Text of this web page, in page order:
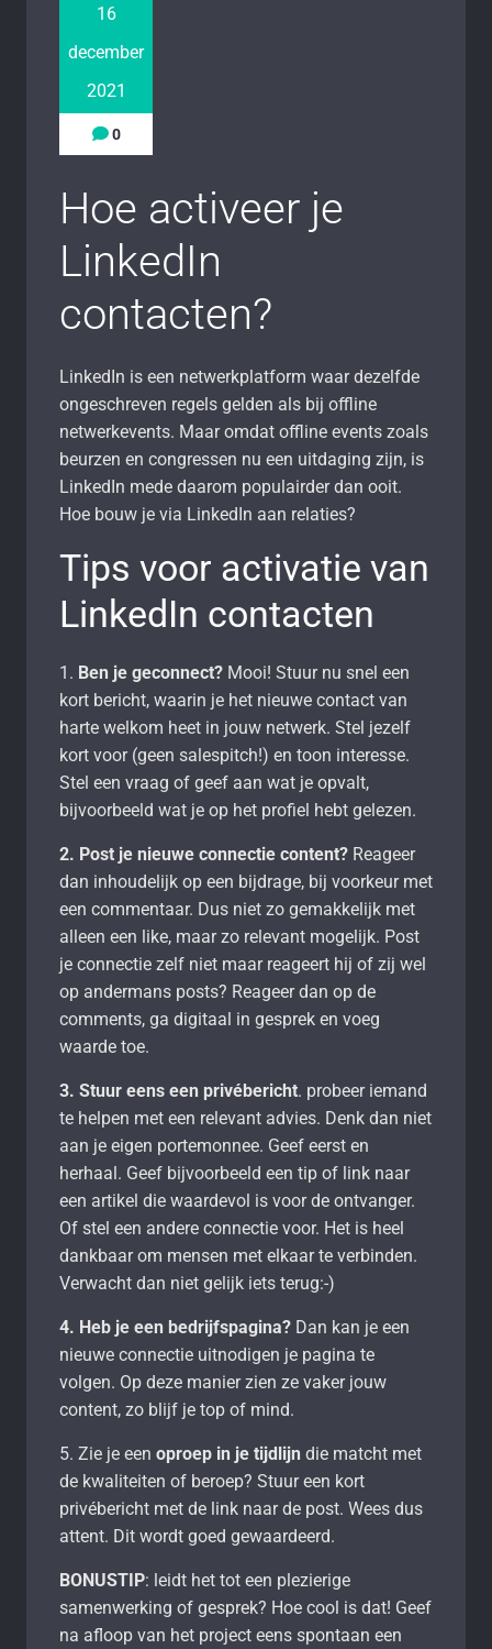
16
december
2021
0
Hoe activeer je
LinkedIn
contacten?
LinkedIn is een netwerkplatform waar dezelfde
ongeschreven regels gelden als bij offline
netwerkevents. Maar omdat offline events zoals
beurzen en congressen nu een uitdaging zijn, is
LinkedIn mede daarom populairder dan ooit.
Hoe bouw je via LinkedIn aan relaties?
Tips voor activatie van
LinkedIn contacten
1. Ben je geconnect? Mooi! Stuur nu snel een
kort bericht, waarin je het nieuwe contact van
harte welkom heet in jouw netwerk. Stel jezelf
kort voor (geen salespitch!) en toon interesse.
Stel een vraag of geef aan wat je opvalt,
bijvoorbeeld wat je op het profiel hebt gelezen.
2. Post je nieuwe connectie content? Reageer
dan inhoudelijk op een bijdrage, bij voorkeur met
een commentaar. Dus niet zo gemakkelijk met
alleen een like, maar zo relevant mogelijk. Post
je connectie zelf niet maar reageert hij of zij wel
op andermans posts? Reageer dan op de
comments, ga digitaal in gesprek en voeg
waarde toe.
3. Stuur eens een privébericht. probeer iemand
te helpen met een relevant advies. Denk dan niet
aan je eigen portemonnee. Geef eerst en
herhaal. Geef bijvoorbeeld een tip of link naar
een artikel die waardevol is voor de ontvanger.
Of stel een andere connectie voor. Het is heel
dankbaar om mensen met elkaar te verbinden.
Verwacht dan niet gelijk iets terug:-)
4. Heb je een bedrijfspagina? Dan kan je een
nieuwe connectie uitnodigen je pagina te
volgen. Op deze manier zien ze vaker jouw
content, zo blijf je top of mind.
5. Zie je een oproep in je tijdlijn die matcht met
de kwaliteiten of beroep? Stuur een kort
privébericht met de link naar de post. Wees dus
attent. Dit wordt goed gewaardeerd.
BONUSTIP: leidt het tot een plezierige
samenwerking of gesprek? Hoe cool is dat! Geef
na afloop van het project eens spontaan een